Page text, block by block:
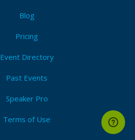
Blog
Pricing
Event Directory
Past Events
Speaker Pro
Terms of Use